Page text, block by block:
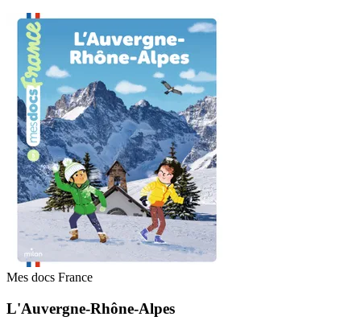
Mes docs France
L'Auvergne-Rhône-Alpes